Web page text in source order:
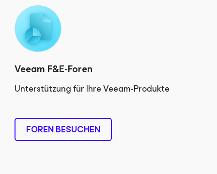
Veeam F&E-Foren
Unterstützung für Ihre Veeam-Produkte
FOREN BESUCHEN